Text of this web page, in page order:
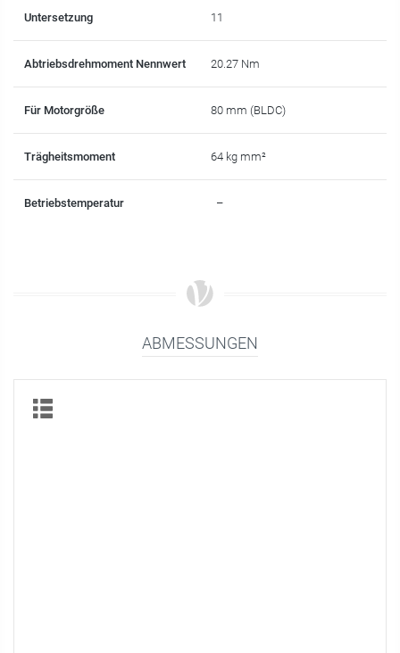
Untersetzung 11
Abtriebsdrehmoment Nennwert 20.27 Nm
Für Motorgröße 80 mm (BLDC)
Trägheitsmoment 64 kg mm²
Betriebstemperatur –
ABMESSUNGEN